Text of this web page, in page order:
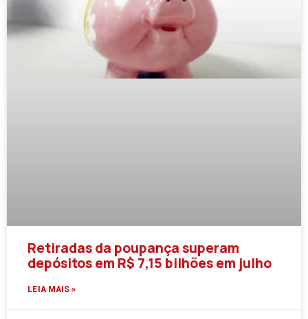
Retiradas da poupança superam
depósitos em R$ 7,15 bilhões em julho
LEIA MAIS »